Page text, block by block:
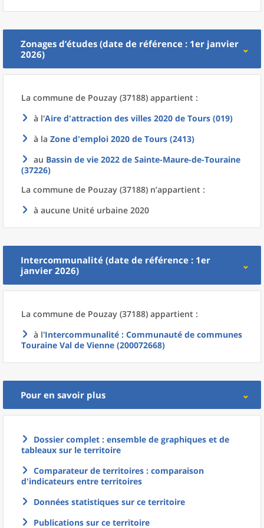
Zonages d’études (date de référence : 1er janvier
2026)
La commune de Pouzay (37188) appartient :
à l'Aire d'attraction des villes 2020 de Tours (019)
à la Zone d'emploi 2020 de Tours (2413)
au Bassin de vie 2022 de Sainte-Maure-de-Touraine
(37226)
La commune de Pouzay (37188) n’appartient :
à aucune Unité urbaine 2020
Intercommunalité (date de référence : 1er
janvier 2026)
La commune de Pouzay (37188) appartient :
à l'Intercommunalité : Communauté de communes
Touraine Val de Vienne (200072668)
Pour en savoir plus
Dossier complet : ensemble de graphiques et de
tableaux sur le territoire
Comparateur de territoires : comparaison
d'indicateurs entre territoires
Données statistiques sur ce territoire
Publications sur ce territoire